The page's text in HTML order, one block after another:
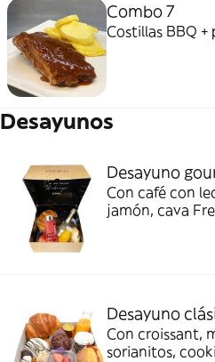
Combo 7
Costillas BBQ +
Desayunos
Desayuno
Con café con
jamón, cava
Desayuno
Con croissant,
sorianitos,